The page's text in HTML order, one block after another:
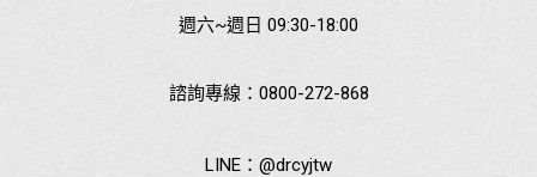
諮詢專線： 0800-272-868
LINE： @drcyjtw
週六~週日 09:30-18:00